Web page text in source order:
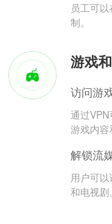
员工可
制。
游戏
访问游
通过
游戏内容
解锁流
用户可
和电视剧。